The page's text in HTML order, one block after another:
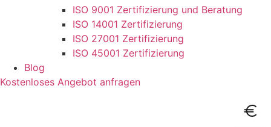
ISO 9001 Zertifizierung und Beratung
ISO 14001 Zertifizierung
ISO 27001 Zertifizierung
ISO 45001 Zertifizierung
Blog
Kostenloses Angebot anfragen